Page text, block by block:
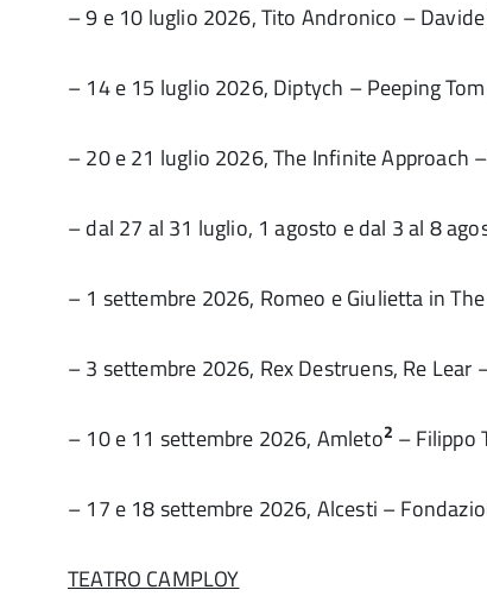
– 9 e 10 luglio 2026, Tito Andronico –
– 14 e 15 luglio 2026, Diptych – Peeping
– 20 e 21 luglio 2026, The Infinite Approach
– dal 27 al 31 luglio, 1 agosto e dal 3 al 8
– 1 settembre 2026, Romeo e Giulietta in
– 3 settembre 2026, Rex Destruens, Re Lear
– 10 e 11 settembre 2026, Amleto2 – Filippo
– 17 e 18 settembre 2026, Alcesti –
TEATRO CAMPLOY